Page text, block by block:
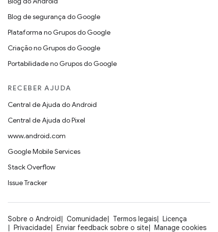
Blog de segurança do Google
Plataforma no Grupos do Google
Criação no Grupos do Google
Portabilidade no Grupos do Google
RECEBER AJUDA
Central de Ajuda do Android
Central de Ajuda do Pixel
www.android.com
Google Mobile Services
Stack Overflow
Issue Tracker
Sobre o Android Comunidade Termos legais
Licença
Privacidade
Enviar feedback sobre o site Manage cookies